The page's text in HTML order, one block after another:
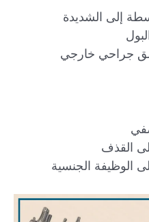
إلى الشديدة
جراحي خارجي
القذف
الوظيفة الجنسية